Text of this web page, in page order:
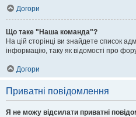
Догори
Що таке "Наша команда"?
На цій сторінці ви знайдете список
інформацію, таку як відомості про
Догори
Приватні повідомлення
Я не можу відсилати приватні